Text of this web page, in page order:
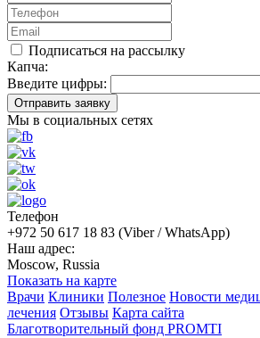
Подписаться на рассылку
Капча:
Введите цифры:
Отправить заявку
Мы в социальных сетях
Телефон
+972 50 617 18 83 (Viber / WhatsApp)
Наш адрес:
Moscow, Russia
Показать на карте
Врачи Клиники Полезное Новости
лечения Отзывы Карта сайта
Благотворительный фонд PROMTI